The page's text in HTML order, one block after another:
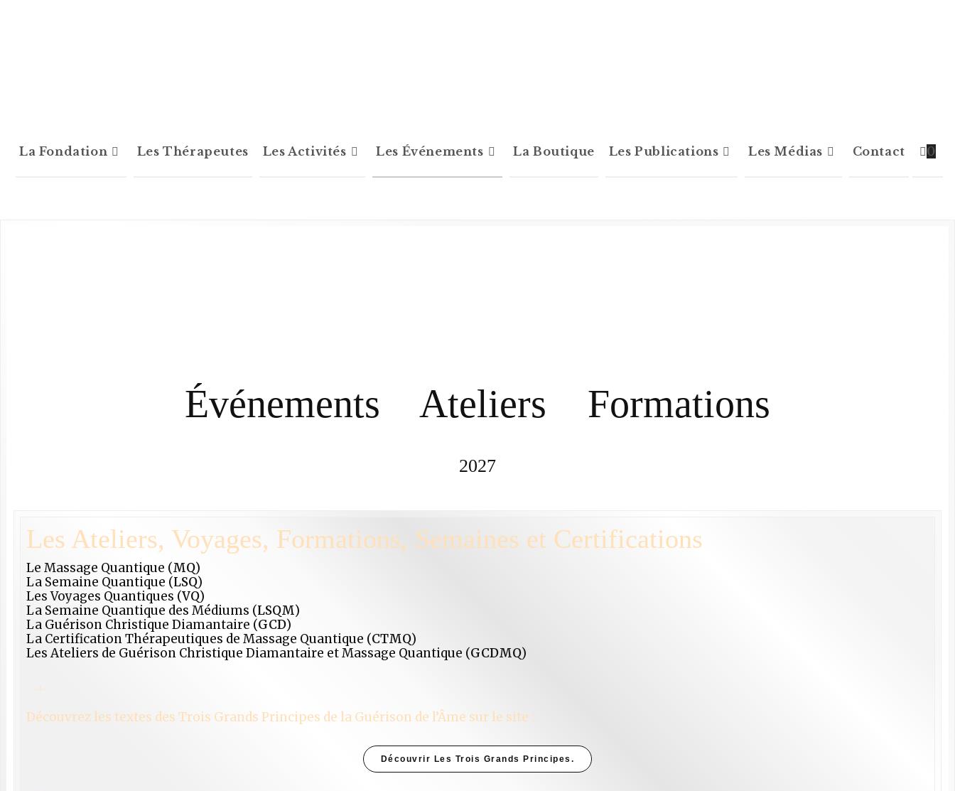
La Fondation Les Thérapeutes Les Activités Les Événements La Boutique Les Publications Les Médias Contact 0
Événements Ateliers Formations
2027
Les Ateliers, Voyages, Formations, Semaines et Certifications
Le Massage Quantique (MQ)
La Semaine Quantique (LSQ)
Les Voyages Quantiques (VQ)
La Semaine Quantique des Médiums (LSQM)
La Guérison Christique Diamantaire (GCD)
La Certification Thérapeutiques de Massage Quantique (CTMQ)
Les Ateliers de Guérison Christique Diamantaire et Massage Quantique (GCDMQ)
Découvrez les textes des Trois Grands Principes de la Guérison de l’Âme sur le site :
Découvrir Les Trois Grands Principes.